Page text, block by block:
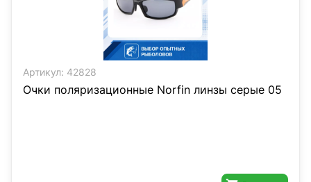
Артикул: 42828
Очки поляризационные Norfin линзы серые 05